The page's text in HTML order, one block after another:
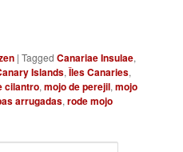
|Tagged Canariae Insulae,
Islands,Îles Canaries,
cilantro,mojo de perejil,mojo
arrugadas,rode mojo